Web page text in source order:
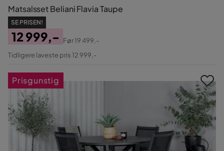
Matsalsset Beliani Flavia Taupe
SE PRISEN!
Pris
12 999,-
Original
Før19 499,-
Tidligere laveste pris 12 999,-
Prisgunstig